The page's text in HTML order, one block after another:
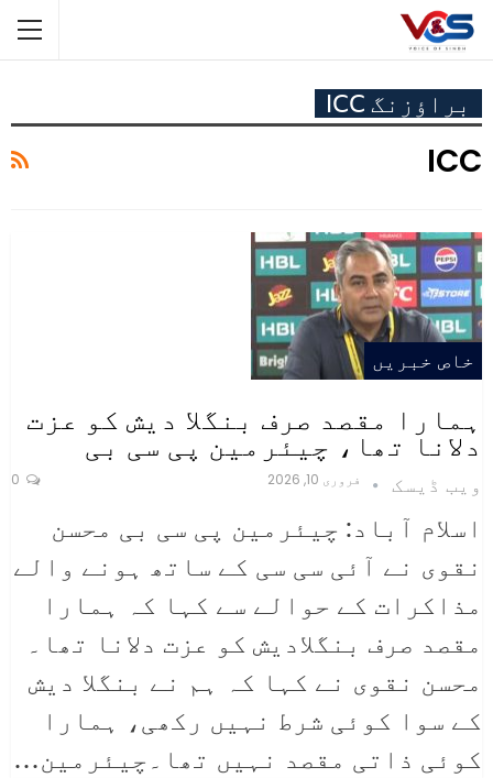
براؤزنگ ICC
ICC
خاص خبریں
ہمارا مقصد صرف بنگلا دیش کو عزت
دلانا تھا، چیئرمین پی سی بی
ویب ڈیسک فروری 10, 2026
اسلام آباد: چیئرمین پی سی بی محسن
نقوی نے آئی سی سی کے ساتھ ہونے والے
مذاکرات کے حوالے سے کہا کہ ہمارا
مقصد صرف بنگلادیش کو عزت دلانا تھا۔
محسن نقوی نے کہا کہ ہم نے بنگلا دیش
کے سوا کوئی شرط نہیں رکھی، ہمارا
کوئی ذاتی مقصد نہیں تھا۔چیئرمین…